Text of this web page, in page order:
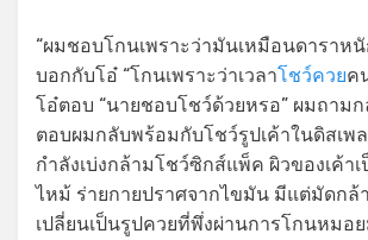
“ผมชอบโกนเพราะว่ามันเหมือนดาราหนั
บอกกับโอ๋ “โกนเพราะว่าเวลาโชว์ควยค
โอ๋ตอบ “นายชอบโชว์ด้วยหรอ” ผมถามก
ตอบผมกลับพร้อมกับโชว์รูปเค้าในดิสเพล
กำลังเบ่งกล้ามโชว์ซิกส์แพ็ค ผิวของเค้า
ไหม้ ร่ายกายปราศจากไขมัน มีแต่มัดกล้
เปลี่ยนเป็นรูปควยที่พึ่งผ่านการโกนหมอ